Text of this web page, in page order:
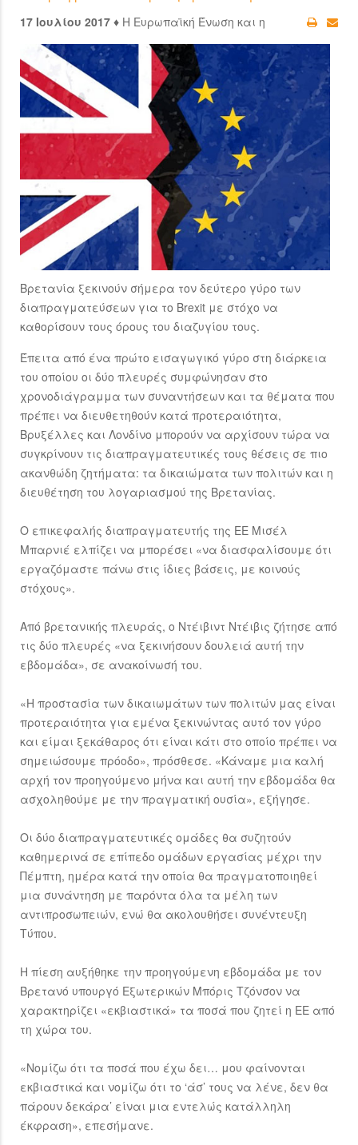
17 Ιουλίου 2017 ♦ Η Ευρωπαϊκή Ένωση και η
Βρετανία ξεκινούν σήμερα τον δεύτερο γύρο των
διαπραγματεύσεων για το Brexit με στόχο να
καθορίσουν τους όρους του διαζυγίου τους.
Έπειτα από ένα πρώτο εισαγωγικό γύρο στη διάρκεια
του οποίου οι δύο πλευρές συμφώνησαν στο
χρονοδιάγραμμα των συναντήσεων και τα θέματα που
πρέπει να διευθετηθούν κατά προτεραιότητα,
Βρυξέλλες και Λονδίνο μπορούν να αρχίσουν τώρα να
συγκρίνουν τις διαπραγματευτικές τους θέσεις σε πιο
ακανθώδη ζητήματα: τα δικαιώματα των πολιτών και η
διευθέτηση του λογαριασμού της Βρετανίας.
Ο επικεφαλής διαπραγματευτής της ΕΕ Μισέλ
Μπαρνιέ ελπίζει να μπορέσει «να διασφαλίσουμε ότι
εργαζόμαστε πάνω στις ίδιες βάσεις, με κοινούς
στόχους».
Από βρετανικής πλευράς, ο Ντέιβιντ Ντέιβις ζήτησε από
τις δύο πλευρές «να ξεκινήσουν δουλειά αυτή την
εβδομάδα», σε ανακοίνωσή του.
«Η προστασία των δικαιωμάτων των πολιτών μας είναι
προτεραιότητα για εμένα ξεκινώντας αυτό τον γύρο
και είμαι ξεκάθαρος ότι είναι κάτι στο οποίο πρέπει να
σημειώσουμε πρόοδο», πρόσθεσε. «Κάναμε μια καλή
αρχή τον προηγούμενο μήνα και αυτή την εβδομάδα θα
ασχοληθούμε με την πραγματική ουσία», εξήγησε.
Οι δύο διαπραγματευτικές ομάδες θα συζητούν
καθημερινά σε επίπεδο ομάδων εργασίας μέχρι την
Πέμπτη, ημέρα κατά την οποία θα πραγματοποιηθεί
μια συνάντηση με παρόντα όλα τα μέλη των
αντιπροσωπειών, ενώ θα ακολουθήσει συνέντευξη
Τύπου.
Η πίεση αυξήθηκε την προηγούμενη εβδομάδα με τον
Βρετανό υπουργό Εξωτερικών Μπόρις Τζόνσον να
χαρακτηρίζει «εκβιαστικά» τα ποσά που ζητεί η ΕΕ από
τη χώρα του.
«Νομίζω ότι τα ποσά που έχω δει… μου φαίνονται
εκβιαστικά και νομίζω ότι το ‘άσ’ τους να λένε, δεν θα
πάρουν δεκάρα’ είναι μια εντελώς κατάλληλη
έκφραση», επεσήμανε.